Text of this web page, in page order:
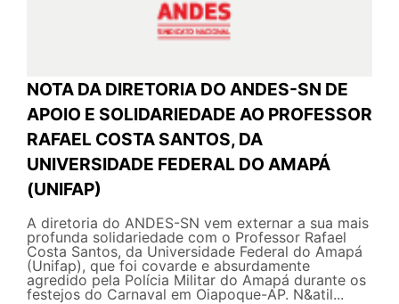
NOTA DA DIRETORIA DO ANDES-SN DE
APOIO E SOLIDARIEDADE AO PROFESSOR
RAFAEL COSTA SANTOS, DA
UNIVERSIDADE FEDERAL DO AMAPÁ
(UNIFAP)
A diretoria do ANDES-SN vem externar a sua mais
profunda solidariedade com o Professor Rafael
Costa Santos, da Universidade Federal do Amapá
(Unifap), que foi covarde e absurdamente
agredido pela Polícia Militar do Amapá durante os
festejos do Carnaval em Oiapoque-AP. N&atil...